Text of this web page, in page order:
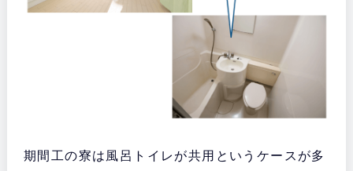
期間工の寮は風呂トイレが共用というケースが多